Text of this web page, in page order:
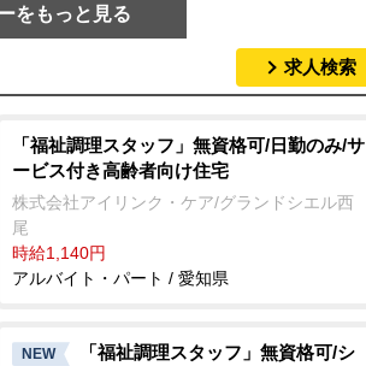
をもっと見る
求人検索
「福祉調理スタッフ」無資格可/日勤のみ/サ
ービス付き高齢者向け住宅
株式会社アイリンク・ケア/グランドシエル西
尾
時給1,140円
アルバイト・パート / 愛知県
NEW
「福祉調理スタッフ」無資格可/シ